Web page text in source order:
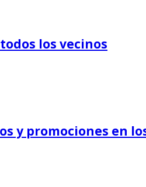
los vecinos
y promociones en